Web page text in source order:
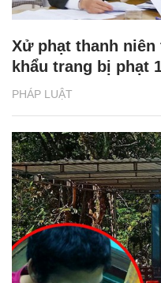
PHÁP LUẬT
Xử phạt thanh
khẩu trang bị phạt